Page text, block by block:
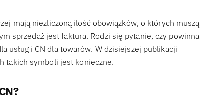
mają niezliczoną ilość obowiązków, o których muszą
sprzedaż jest faktura. Rodzi się pytanie, czy powinna
usług i CN dla towarów. W dzisiejszej publikacji
takich symboli jest konieczne.